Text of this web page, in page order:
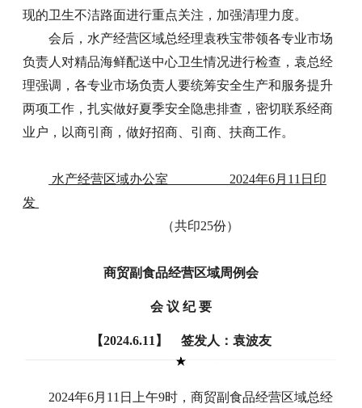
现的卫生不洁路面进行重点关注，加强清理力度。
会后，水产经营区域总经理袁秩宝带领各专业市场
负责人对精品海鲜配送中心卫生情况进行检查，袁总经
理强调，各专业市场负责人要统筹安全生产和服务提升
两项工作，扎实做好夏季安全隐患排查，密切联系经商
业户，以商引商，做好招商、引商、扶商工作。
水产经营区域办公室 2024年6月11日印
发
（共印25份）
商贸副食品经营区域周例会
会 议 纪 要
【2024.6.11】 签发人：袁波友
2024年6月11日上午9时，商贸副食品经营区域总经